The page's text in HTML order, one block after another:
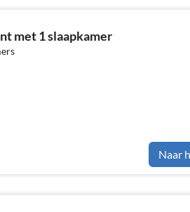
met 1 slaapkamer
Naar